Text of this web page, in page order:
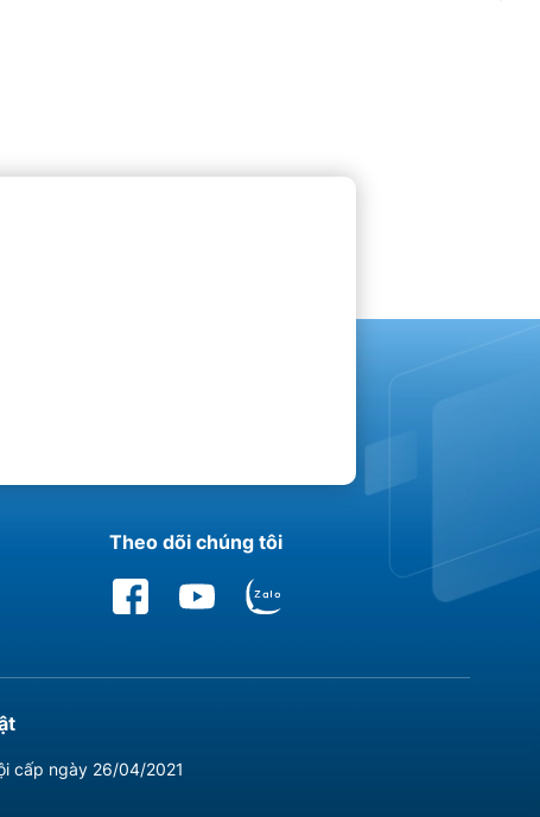
Theo dõi chúng tôi
cấp ngày 26/04/2021